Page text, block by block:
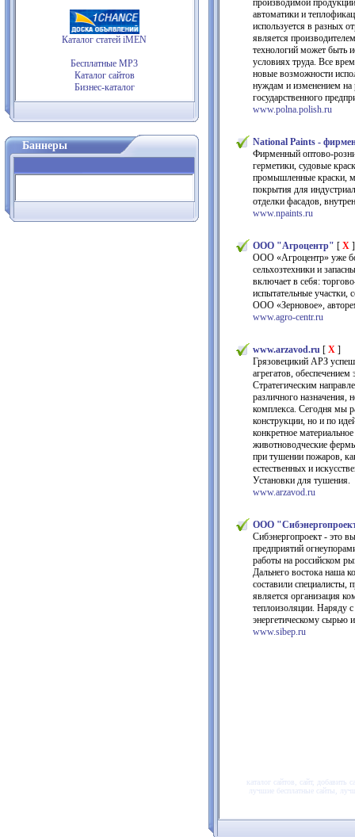
Каталог статей iMEN
Бесплатные MP3
Каталог сайтов
Бизнес-каталог
Баннеры
производимой
автоматики и
используется в разных
является
технологий может быть
условиях труда. Все
новые возможности
нуждам и изменением на
государственного
www.polna.polish.ru
National Paints -
Фирменный оптово-
герметики, судовые
промышленные краски,
покрытия для
отделки фасадов,
www.npaints.ru
ООО "Агроцентр" [ X ]
ООО «Агроцентр» уже
сельхозтехники и
включает в себя:
испытательные участки,
ООО «Зерновое»,
www.agro-centr.ru
www.arzavod.ru [ X ]
Грязовецикий АРЗ
агрегатов,
Стратегическим
различного назначения,
комплекса. Сегодня мы
конструкции, но и по
конкретное
животноводческие
при тушении пожаров,
естественных и
Установки для тушения.
www.arzavod.ru
ООО
Сибэнергопроект - это
предприятий
работы на российском
Дальнего востока наша
составили
является организация
теплоизоляции. Наряду
энергетическому сырью
www.sibep.ru
каталог сайтов, сайт,
лучшие бесплатные сайты,